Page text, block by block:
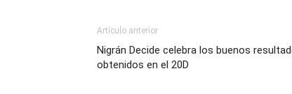
Artículo anterior
Nigrán Decide celebra los buenos
obtenidos en el 20D